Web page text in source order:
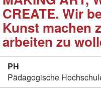
CREATE. Wir
Kunst machen
arbeiten zu
PH
Pädagogische